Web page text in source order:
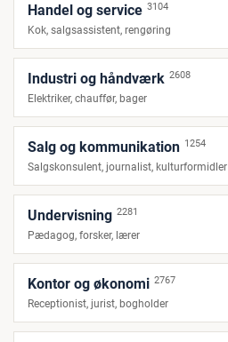
Handel og service 3104
Kok, salgsassistent, rengøring
Industri og håndværk 2608
Elektriker, chauffør, bager
Salg og kommunikation 1254
Salgskonsulent, journalist, kulturformidler
Undervisning 2281
Pædagog, forsker, lærer
Kontor og økonomi 2767
Receptionist, jurist, bogholder